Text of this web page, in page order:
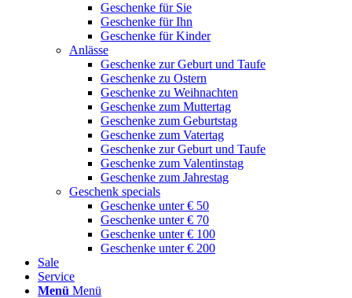
Geschenke für Sie
Geschenke für Ihn
Geschenke für Kinder
Anlässe
Geschenke zur Geburt und Taufe
Geschenke zu Ostern
Geschenke zu Weihnachten
Geschenke zum Muttertag
Geschenke zum Geburtstag
Geschenke zum Vatertag
Geschenke zur Geburt und Taufe
Geschenke zum Valentinstag
Geschenke zum Jahrestag
Geschenk specials
Geschenke unter € 50
Geschenke unter € 70
Geschenke unter € 100
Geschenke unter € 200
Sale
Service
Menü Menü